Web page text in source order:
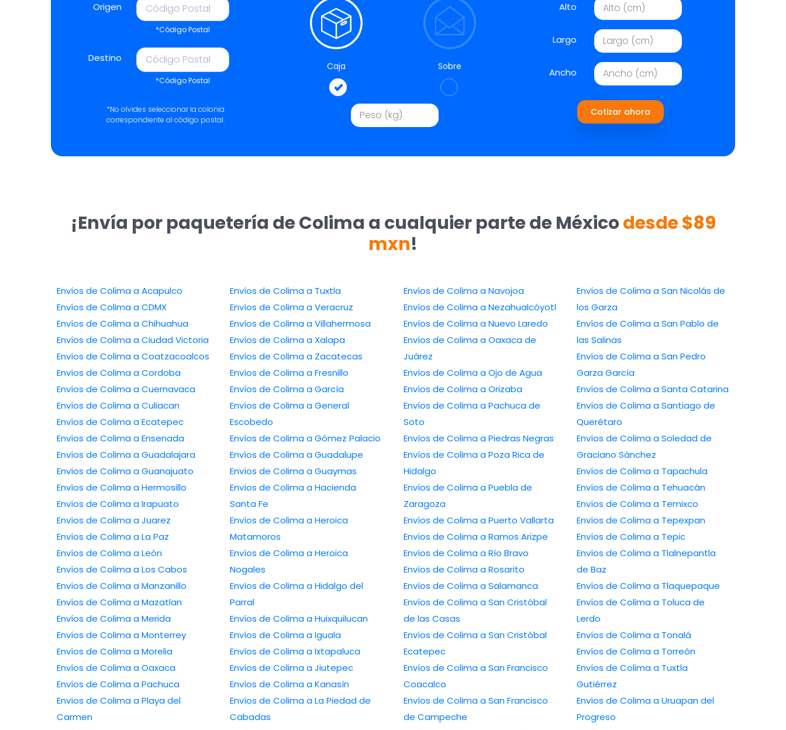
Origen
*Código Postal
Destino
*Código Postal
*No olvides seleccionar la colonia
correspondiente al código postal.
Caja Sobre
Alto
Largo
Ancho
Cotizar ahora
¡Envía por paquetería de Colima a cualquier parte de Méxicodesde $89
mxn!
Envíos de Colima a Acapulco
Envíos de Colima a CDMX
Envíos de Colima a Chihuahua
Envíos de Colima a Ciudad Victoria
Envíos de Colima a Coatzacoalcos
Envíos de Colima a Cordoba
Envíos de Colima a Cuernavaca
Envíos de Colima a Culiacan
Envíos de Colima a Ecatepec
Envíos de Colima a Ensenada
Envíos de Colima a Guadalajara
Envíos de Colima a Guanajuato
Envíos de Colima a Hermosillo
Envíos de Colima a Irapuato
Envíos de Colima a Juarez
Envíos de Colima a La Paz
Envíos de Colima a León
Envíos de Colima a Los Cabos
Envíos de Colima a Manzanillo
Envíos de Colima a Mazatlan
Envíos de Colima a Merida
Envíos de Colima a Monterrey
Envíos de Colima a Morelia
Envíos de Colima a Oaxaca
Envíos de Colima a Pachuca
Envíos de Colima a Playa del
Carmen
Envíos de Colima a Tuxtla
Envíos de Colima a Veracruz
Envíos de Colima a Villahermosa
Envíos de Colima a Xalapa
Envíos de Colima a Zacatecas
Envíos de Colima a Fresnillo
Envíos de Colima a García
Envíos de Colima a General
Escobedo
Envíos de Colima a Gómez Palacio
Envíos de Colima a Guadalupe
Envíos de Colima a Guaymas
Envíos de Colima a Hacienda
Santa Fe
Envíos de Colima a Heroica
Matamoros
Envíos de Colima a Heroica
Nogales
Envíos de Colima a Hidalgo del
Parral
Envíos de Colima a Huixquilucan
Envíos de Colima a Iguala
Envíos de Colima a Ixtapaluca
Envíos de Colima a Jiutepec
Envíos de Colima a Kanasín
Envíos de Colima a La Piedad de
Cabadas
Envíos de Colima a Navojoa
Envíos de Colima a Nezahualcóyotl
Envíos de Colima a Nuevo Laredo
Envíos de Colima a Oaxaca de
Juárez
Envíos de Colima a Ojo de Agua
Envíos de Colima a Orizaba
Envíos de Colima a Pachuca de
Soto
Envíos de Colima a Piedras Negras
Envíos de Colima a Poza Rica de
Hidalgo
Envíos de Colima a Puebla de
Zaragoza
Envíos de Colima a Puerto Vallarta
Envíos de Colima a Ramos Arizpe
Envíos de Colima a Río Bravo
Envíos de Colima a Rosarito
Envíos de Colima a Salamanca
Envíos de Colima a San Cristóbal
de las Casas
Envíos de Colima a San Cristóbal
Ecatepec
Envíos de Colima a San Francisco
Coacalco
Envíos de Colima a San Francisco
de Campeche
Envíos de Colima a San Nicolás de
los Garza
Envíos de Colima a San Pablo de
las Salinas
Envíos de Colima a San Pedro
Garza García
Envíos de Colima a Santa Catarina
Envíos de Colima a Santiago de
Querétaro
Envíos de Colima a Soledad de
Graciano Sánchez
Envíos de Colima a Tapachula
Envíos de Colima a Tehuacán
Envíos de Colima a Temixco
Envíos de Colima a Tepexpan
Envíos de Colima a Tepic
Envíos de Colima a Tlalnepantla
de Baz
Envíos de Colima a Tlaquepaque
Envíos de Colima a Toluca de
Lerdo
Envíos de Colima a Tonalá
Envíos de Colima a Torreón
Envíos de Colima a Tuxtla
Gutiérrez
Envíos de Colima a Uruapan del
Progreso